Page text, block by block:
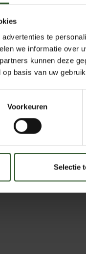
te
we informatie over
kunnen deze
basis van uw
Voorkeuren
Selectie